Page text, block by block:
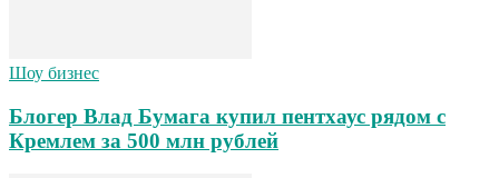
Шоу бизнес
Блогер Влад Бумага купил пентхаус рядом с
Кремлем за 500 млн рублей